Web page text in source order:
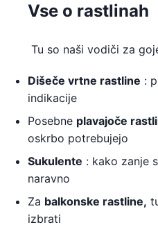
Vse o rastlinah
Tu so naši vodiči za
Dišeče vrtne rastline :
indikacije
Posebne plavajoče
oskrbo potrebujejo
Sukulente : kako zanje
naravno
Za balkonske rastline,
izbrati